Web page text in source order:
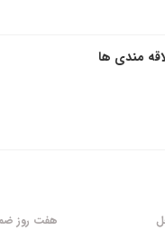
مندی ها
هفت روز